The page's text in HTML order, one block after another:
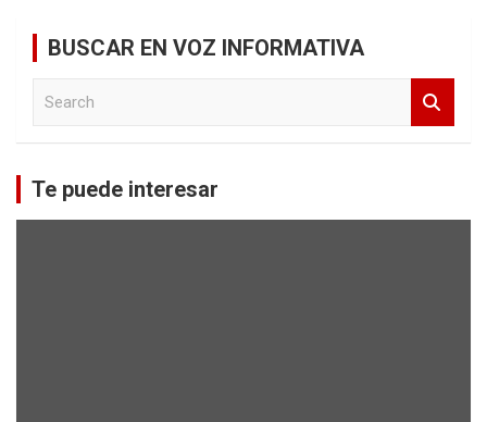
BUSCAR EN VOZ INFORMATIVA
c
h
Te puede interesar